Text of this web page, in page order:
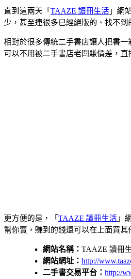
直到這兩天「 TAAZE 讀冊生活 」網
少，甚至連很多已經絕版的、找不
相對於很多傳統二手書店讓人把書
可以不用被二手書店老闆賺價差，直
更方便的是，「 TAAZE 讀冊生活 」
幫你賣，賺到的錢還可以在上面買
網站名稱： TAAZE 讀冊
網站網址： http://
二手書交易平台： http://